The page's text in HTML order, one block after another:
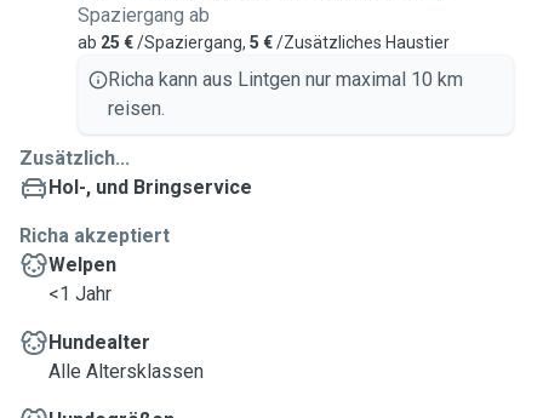
Spaziergang ab
ab 25 €/Spaziergang, 5 €/Zusätzliches Haustier
Richa kann aus Lintgen nur maximal 10 km
reisen.
Zusätzlich...
Hol-, und Bringservice
Richa akzeptiert
Welpen
<1 Jahr
Hundealter
Alle Altersklassen